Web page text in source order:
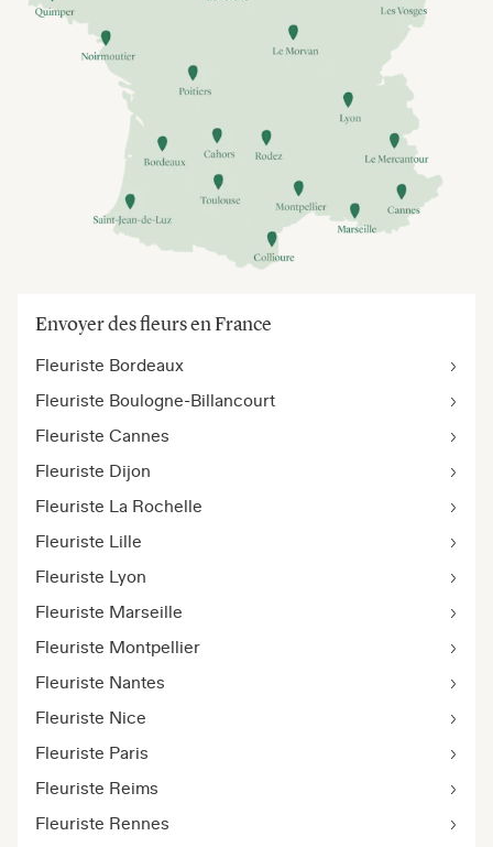
Envoyer des fleurs en France
Fleuriste Bordeaux
Fleuriste Boulogne-Billancourt
Fleuriste Cannes
Fleuriste Dijon
Fleuriste La Rochelle
Fleuriste Lille
Fleuriste Lyon
Fleuriste Marseille
Fleuriste Montpellier
Fleuriste Nantes
Fleuriste Nice
Fleuriste Paris
Fleuriste Reims
Fleuriste Rennes